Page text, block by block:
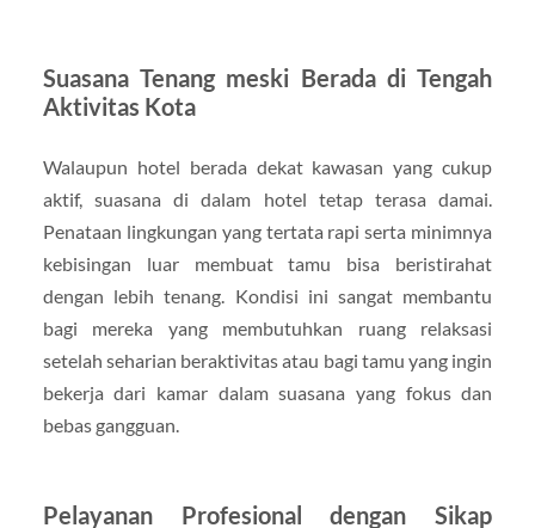
Suasana Tenang meski Berada di Tengah
Aktivitas Kota
Walaupun hotel berada dekat kawasan yang cukup
aktif, suasana di dalam hotel tetap terasa damai.
Penataan lingkungan yang tertata rapi serta minimnya
kebisingan luar membuat tamu bisa beristirahat
dengan lebih tenang. Kondisi ini sangat membantu
bagi mereka yang membutuhkan ruang relaksasi
setelah seharian beraktivitas atau bagi tamu yang ingin
bekerja dari kamar dalam suasana yang fokus dan
bebas gangguan.
Pelayanan Profesional dengan Sikap